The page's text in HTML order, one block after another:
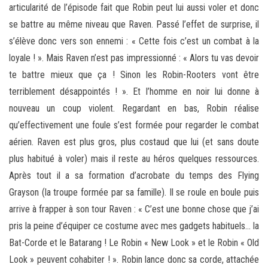
articularité de l’épisode fait que Robin peut lui aussi voler et donc
se battre au même niveau que Raven. Passé l’effet de surprise, il
s’élève donc vers son ennemi : « Cette fois c’est un combat à la
loyale ! ». Mais Raven n’est pas impressionné : « Alors tu vas devoir
te battre mieux que ça ! Sinon les Robin-Rooters vont être
terriblement désappointés ! ». Et l’homme en noir lui donne à
nouveau un coup violent. Regardant en bas, Robin réalise
qu’effectivement une foule s’est formée pour regarder le combat
aérien. Raven est plus gros, plus costaud que lui (et sans doute
plus habitué à voler) mais il reste au héros quelques ressources.
Après tout il a sa formation d’acrobate du temps des Flying
Grayson (la troupe formée par sa famille). Il se roule en boule puis
arrive à frapper à son tour Raven : « C’est une bonne chose que j’ai
pris la peine d’équiper ce costume avec mes gadgets habituels… la
Bat-Corde et le Batarang ! Le Robin « New Look » et le Robin « Old
Look » peuvent cohabiter ! ». Robin lance donc sa corde, attachée